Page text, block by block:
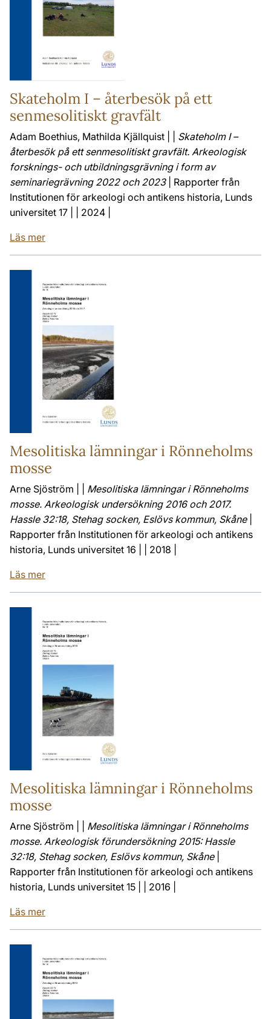
Skateholm I – återbesök på ett
senmesolitiskt gravfält
Adam Boethius, Mathilda Kjällquist | | Skateholm I –
återbesök på ett senmesolitiskt gravfält. Arkeologisk
forsknings- och utbildningsgrävning i form av
seminariegrävning 2022 och 2023| Rapporter från
Institutionen för arkeologi och antikens historia, Lunds
universitet 17 | | 2024 |
Läs mer
Mesolitiska lämningar i Rönneholms
mosse
Arne Sjöström | | Mesolitiska lämningar i Rönneholms
mosse. Arkeologisk undersökning 2016 och 2017.
Hassle 32:18, Stehag socken, Eslövs kommun, Skåne|
Rapporter från Institutionen för arkeologi och antikens
historia, Lunds universitet 16 | | 2018 |
Läs mer
Mesolitiska lämningar i Rönneholms
mosse
Arne Sjöström | | Mesolitiska lämningar i Rönneholms
mosse. Arkeologisk förundersökning 2015: Hassle
32:18, Stehag socken, Eslövs kommun, Skåne|
Rapporter från Institutionen för arkeologi och antikens
historia, Lunds universitet 15 | | 2016 |
Läs mer